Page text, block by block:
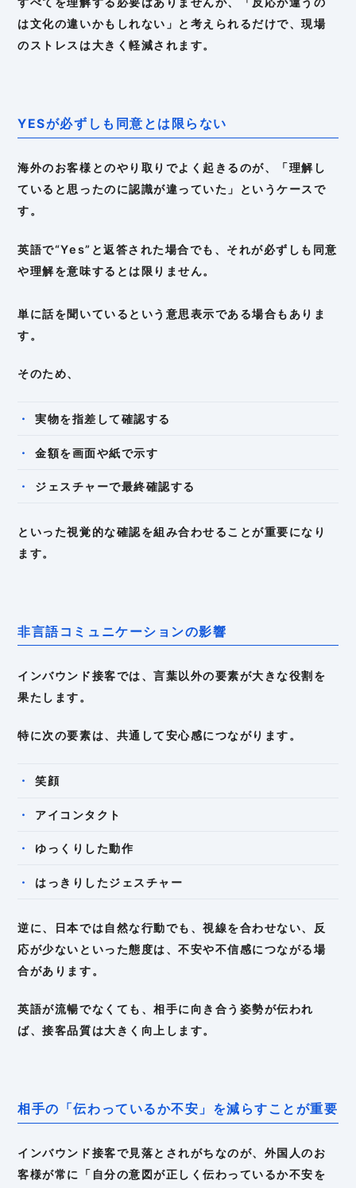
は文化の違いかもしれない」と考えられるだけで、現場
のストレスは大きく軽減されます。
YESが必ずしも同意とは限らない
海外のお客様とのやり取りでよく起きるのが、「理解し
ていると思ったのに認識が違っていた」というケースで
す。
英語で“Yes”と返答された場合でも、それが必ずしも同意
や理解を意味するとは限りません。
単に話を聞いているという意思表示である場合もありま
す。
そのため、
実物を指差して確認する
金額を画面や紙で示す
ジェスチャーで最終確認する
といった視覚的な確認を組み合わせることが重要になり
ます。
非言語コミュニケーションの影響
インバウンド接客では、言葉以外の要素が大きな役割を
果たします。
特に次の要素は、共通して安心感につながります。
笑顔
アイコンタクト
ゆっくりした動作
はっきりしたジェスチャー
逆に、日本では自然な行動でも、視線を合わせない、反
応が少ないといった態度は、不安や不信感につながる場
合があります。
英語が流暢でなくても、相手に向き合う姿勢が伝われ
ば、接客品質は大きく向上します。
相手の「伝わっているか不安」を減らすことが重要
インバウンド接客で見落とされがちなのが、外国人のお
客様が常に「自分の意図が正しく伝わっているか不安を